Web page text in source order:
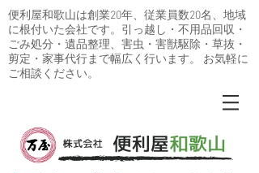
便利屋和歌山は創業20年、従業員数20名、地域
に根付いた会社です。引っ越し・不用品回収・
ごみ処分・遺品整理、害虫・害獣駆除・草抜・
剪定・家事代行まで幅広く行います。 お気軽に
ご相談ください。